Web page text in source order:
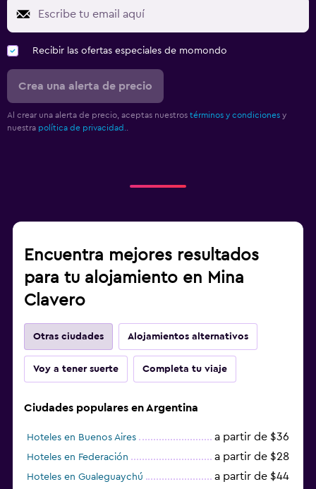
Recibir las ofertas especiales de momondo
Crea una alerta de precio
Al crear una alerta de precio, aceptas nuestros términos y condiciones y
nuestra política de privacidad.
Encuentra mejores resultados
para tu alojamiento en Mina
Clavero
Otras ciudades Alojamientos alternativos
Voy a tener suerte Completa tu viaje
Ciudades populares en Argentina
Hoteles en Buenos Aires a partir de $36
Hoteles en Federación a partir de $28
Hoteles en Gualeguaychú a partir de $44